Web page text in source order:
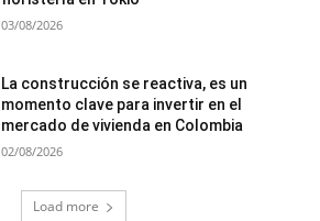
03/08/2026
La construcción se reactiva, es un
momento clave para invertir en el
mercado de vivienda en Colombia
02/08/2026
Load more